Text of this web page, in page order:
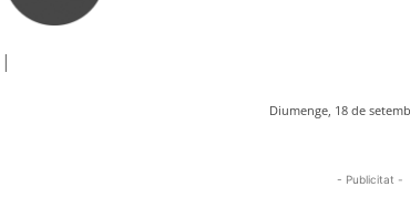
|
Diumenge, 18 de
- Publicitat -